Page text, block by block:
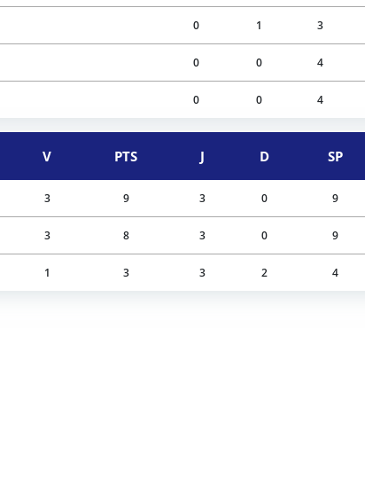
0 1 3
0 0 4
0 0 4
V PTS J D SP
3 9 3 0 9
3 8 3 0 9
1 3 3 2 4